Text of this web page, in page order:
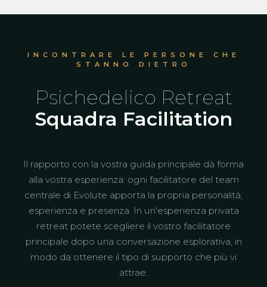
INCONTRARE LE PERSONE CHE
STANNO DIETRO
Psichedelico Retreat
Squadra Facilitation
Il rapporto con la vostra guida principale dà forma
alla vostra esperienza: ogni facilitatore del team
centrale di Evolute apporta la propria personalità,
esperienza e presenza. In un'esperienza privata
retreat potete scegliere il vostro facilitatore
principale dopo una conversazione esplorativa, in
modo da ottenere il tipo di supporto che più vi
attrae.